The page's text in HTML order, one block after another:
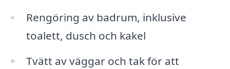
Rengöring av badrum, inklusive
toalett, dusch och kakel
Tvätt av väggar och tak för att